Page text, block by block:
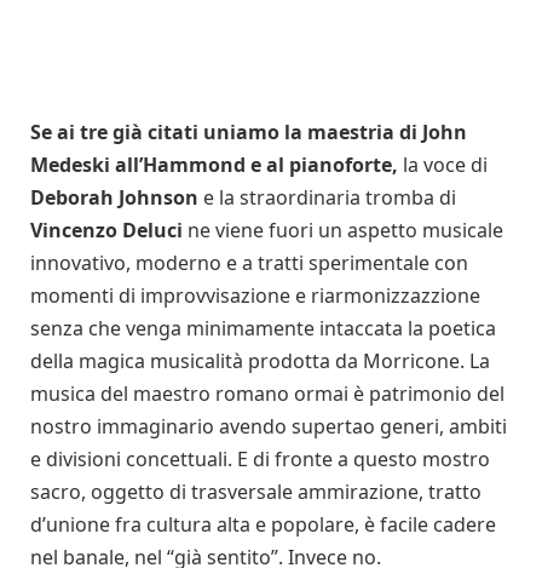
Se ai tre già citati uniamo la maestria di John
Medeski all’Hammond e al pianoforte, la voce di
Deborah Johnson e la straordinaria tromba di
Vincenzo Deluci ne viene fuori un aspetto musicale
innovativo, moderno e a tratti sperimentale con
momenti di improvvisazione e riarmonizzazzione
senza che venga minimamente intaccata la poetica
della magica musicalità prodotta da Morricone. La
musica del maestro romano ormai è patrimonio del
nostro immaginario avendo supertao generi, ambiti
e divisioni concettuali. E di fronte a questo mostro
sacro, oggetto di trasversale ammirazione, tratto
d’unione fra cultura alta e popolare, è facile cadere
nel banale, nel “già sentito”. Invece no.